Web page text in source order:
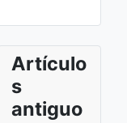
Artículo
s
antiguo